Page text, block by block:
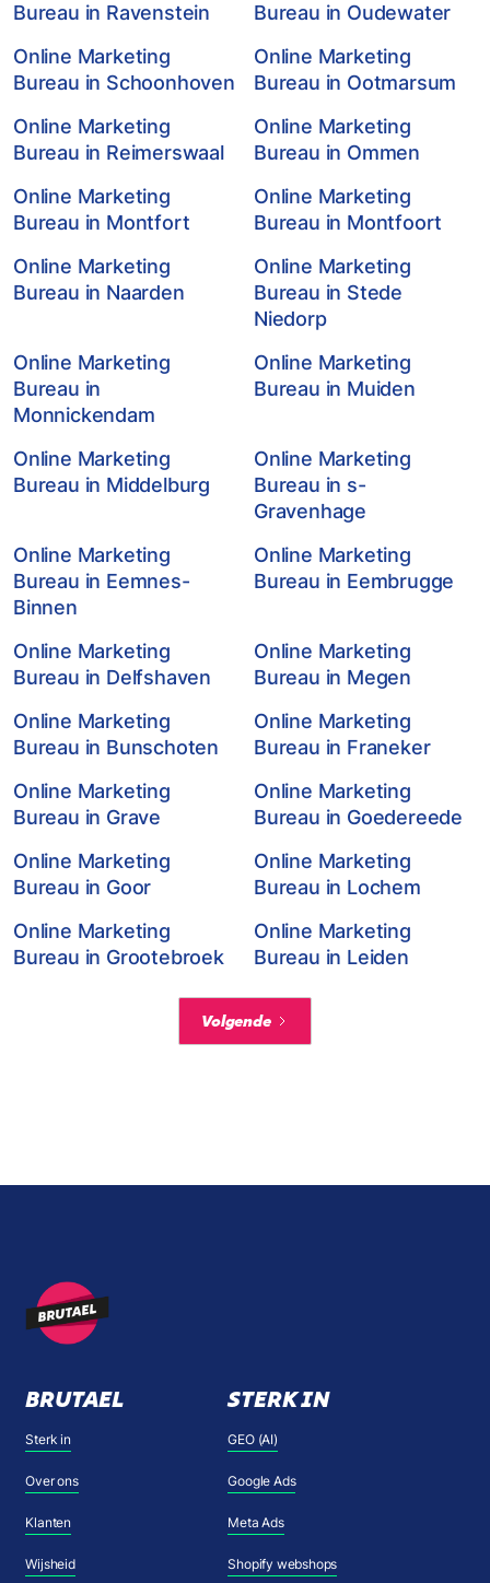
Bureau in Ravenstein
Bureau in Oudewater
Online Marketing
Bureau in Schoonhoven
Online Marketing
Bureau in Ootmarsum
Online Marketing
Bureau in Reimerswaal
Online Marketing
Bureau in Ommen
Online Marketing
Bureau in Montfort
Online Marketing
Bureau in Montfoort
Online Marketing
Bureau in Naarden
Online Marketing
Bureau in Stede
Niedorp
Online Marketing
Bureau in
Monnickendam
Online Marketing
Bureau in Muiden
Online Marketing
Bureau in Middelburg
Online Marketing
Bureau in s-
Gravenhage
Online Marketing
Bureau in Eemnes-
Binnen
Online Marketing
Bureau in Eembrugge
Online Marketing
Bureau in Delfshaven
Online Marketing
Bureau in Megen
Online Marketing
Bureau in Bunschoten
Online Marketing
Bureau in Franeker
Online Marketing
Bureau in Grave
Online Marketing
Bureau in Goedereede
Online Marketing
Bureau in Goor
Online Marketing
Bureau in Lochem
Online Marketing
Bureau in Grootebroek
Online Marketing
Bureau in Leiden
Volgende
BRUTAEL
Sterk in
Over ons
Klanten
Wijsheid
STERK IN
GEO (AI)
Google Ads
Meta Ads
Shopify webshops